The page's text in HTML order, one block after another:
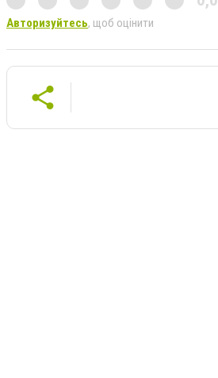
Авторизуйтесь, щоб оцінити